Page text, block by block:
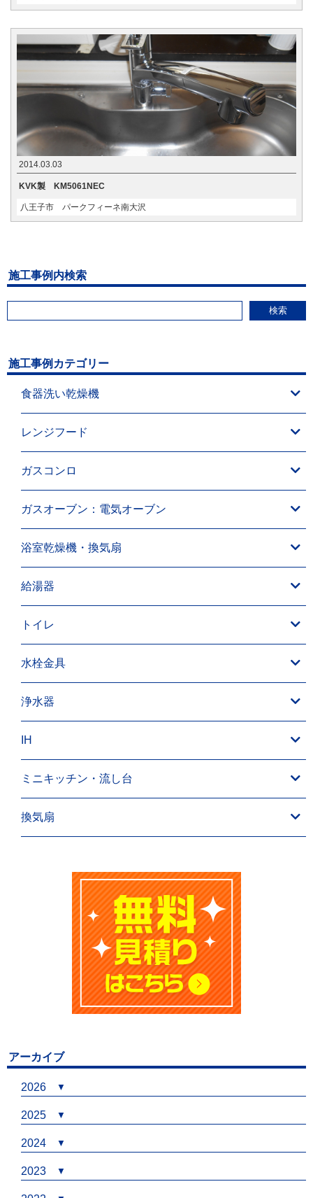
2014.03.03
KVK製 KM5061NEC
八王子市 パークフィーネ南大沢
施工事例内検索
検索
施工事例カテゴリー
食器洗い乾燥機
レンジフード
ガスコンロ
ガスオーブン：電気オーブン
浴室乾燥機・換気扇
給湯器
トイレ
水栓金具
浄水器
IH
ミニキッチン・流し台
換気扇
アーカイブ
2026
2025
2024
2023